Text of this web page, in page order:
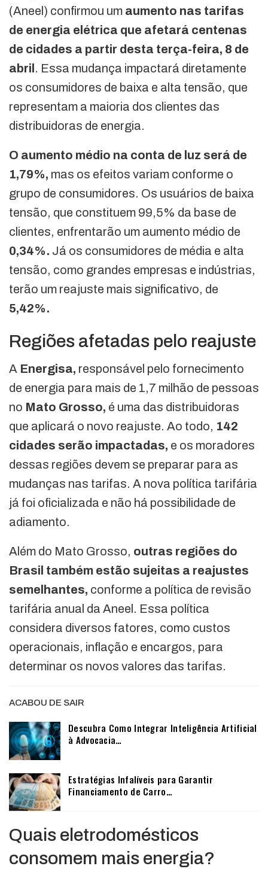
(Aneel) confirmou um aumento nas tarifas
de energia elétrica que afetará centenas
de cidades a partir desta terça-feira, 8 de
abril . Essa mudança impactará diretamente
os consumidores de baixa e alta tensão, que
representam a maioria dos clientes das
distribuidoras de energia.
O aumento médio na conta de luz será de
1,79%, mas os efeitos variam conforme o
grupo de consumidores. Os usuários de baixa
tensão, que constituem 99,5% da base de
clientes, enfrentarão um aumento médio de
0,34%. Já os consumidores de média e alta
tensão, como grandes empresas e indústrias,
terão um reajuste mais significativo, de
5,42%.
Regiões afetadas pelo reajuste
A Energisa, responsável pelo fornecimento
de energia para mais de 1,7 milhão de pessoas
no Mato Grosso, é uma das distribuidoras
que aplicará o novo reajuste. Ao todo, 142
cidades serão impactadas, e os moradores
dessas regiões devem se preparar para as
mudanças nas tarifas. A nova política tarifária
já foi oficializada e não há possibilidade de
adiamento.
Além do Mato Grosso, outras regiões do
Brasil também estão sujeitas a reajustes
semelhantes, conforme a política de revisão
tarifária anual da Aneel. Essa política
considera diversos fatores, como custos
operacionais, inflação e encargos, para
determinar os novos valores das tarifas.
ACABOU DE SAIR
Descubra Como Integrar Inteligência Artificial
à Advocacia…
Estratégias Infalíveis para Garantir
Financiamento de Carro…
Quais eletrodomésticos
consomem mais energia?